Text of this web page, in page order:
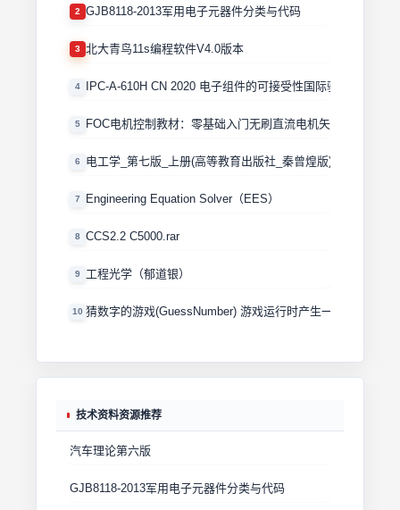
2 GJB8118-2013军用电子元器件分类与代码
3 北大青鸟11s编程软件V4.0版本
4 IPC-A-610H CN 2020 电子组件的可接受性国际验收标准
5 FOC电机控制教材：零基础入门无刷直流电机矢量控制技术
6 电工学_第七版_上册(高等教育出版社_秦曾煌版)
7 Engineering Equation Solver（EES）
8 CCS2.2 C5000.rar
9 工程光学（郁道银）
10 猜数字的游戏(GuessNumber) 游戏运行时产生一个0－1000
技术资料资源推荐
汽车理论第六版
GJB8118-2013军用电子元器件分类与代码